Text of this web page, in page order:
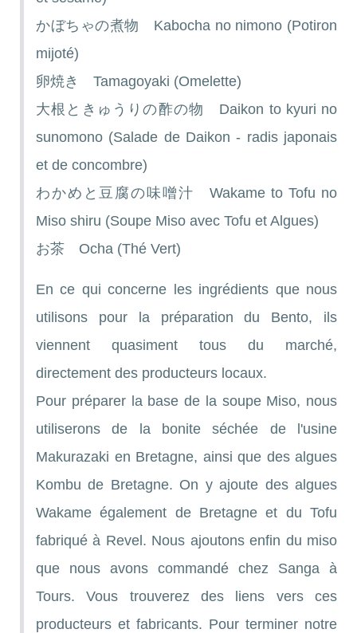
かぼちゃの煮物 Kabocha no nimono (Potiron
mijoté)
卵焼き Tamagoyaki (Omelette)
大根ときゅうりの酢の物 Daikon to kyuri no
sunomono (Salade de Daikon - radis japonais
et de concombre)
わかめと豆腐の味噌汁 Wakame to Tofu no
Miso shiru (Soupe Miso avec Tofu et Algues)
お茶 Ocha (Thé Vert)
En ce qui concerne les ingrédients que nous
utilisons pour la préparation du Bento, ils
viennent quasiment tous du marché,
directement des producteurs locaux.
Pour préparer la base de la soupe Miso, nous
utiliserons de la bonite séchée de l'usine
Makurazaki en Bretagne, ainsi que des algues
Kombu de Bretagne. On y ajoute des algues
Wakame également de Bretagne et du Tofu
fabriqué à Revel. Nous ajoutons enfin du miso
que nous avons commandé chez Sanga à
Tours. Vous trouverez des liens vers ces
producteurs et fabricants. Pour terminer notre